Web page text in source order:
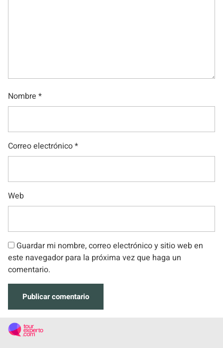
Nombre *
Correo electrónico*
Web
Guardar mi nombre, correo electrónico y sitio web en
este navegador para la próxima vez que haga un
comentario.